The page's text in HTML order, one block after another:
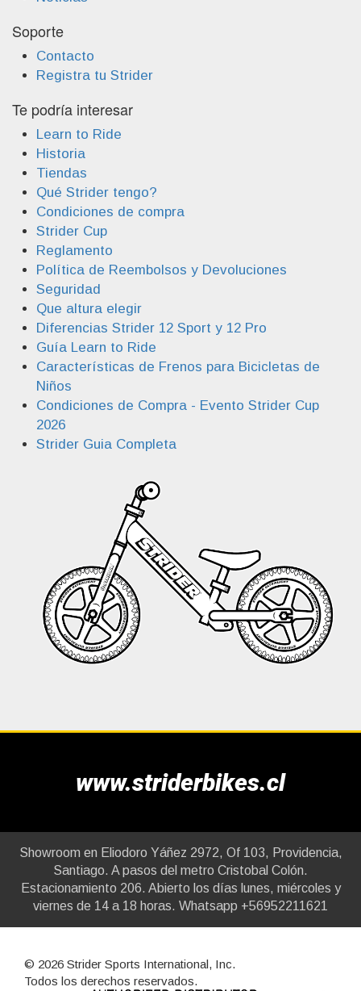
Soporte
Contacto
Registra tu Strider
Te podría interesar
Learn to Ride
Historia
Tiendas
Qué Strider tengo?
Condiciones de compra
Strider Cup
Reglamento
Política de Reembolsos y Devoluciones
Seguridad
Que altura elegir
Diferencias Strider 12 Sport y 12 Pro
Guía Learn to Ride
Características de Frenos para Bicicletas de
Niños
Condiciones de Compra - Evento Strider Cup
2026
Strider Guia Completa
www.striderbikes.cl
Showroom en Eliodoro Yáñez 2972, Of 103, Providencia,
Santiago. A pasos del metro Cristobal Colón.
Estacionamiento 206. Abierto los días lunes, miércoles y
viernes de 14 a 18 horas. Whatsapp +56952211621
© 2026 Strider Sports International, Inc.
Todos los derechos reservados.